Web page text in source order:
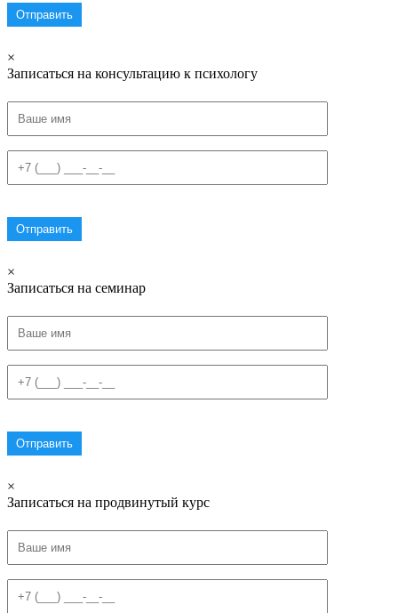
×
Записаться на консультацию к психологу
×
Записаться на семинар
×
Записаться на продвинутый курс